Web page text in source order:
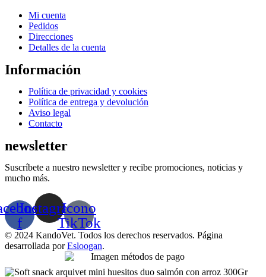
Menú
Mi cuenta
Pedidos
Direcciones
Detalles de la cuenta
Información
Menú
Política de privacidad y cookies
Política de entrega y devolución
Aviso legal
Contacto
newsletter
Suscríbete a nuestro newsletter y recibe promociones, noticias y
mucho más.
f
InstagramIcono
TikTok
© 2024 KandoVet. Todos los derechos reservados. Página
desarrollada porEsloogan.